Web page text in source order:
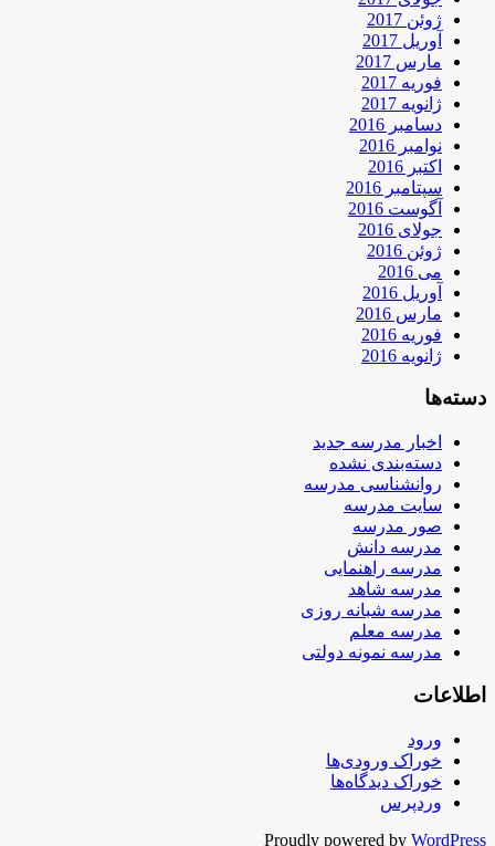
ژوئن 2017
آوریل 2017
مارس 2017
فوریه 2017
ژانویه 2017
دسامبر 2016
نوامبر 2016
اکتبر 2016
سپتامبر 2016
آگوست 2016
جولای 2016
ژوئن 2016
می 2016
آوریل 2016
مارس 2016
فوریه 2016
ژانویه 2016
دسته‌ها
اخبار مدرسه جدید
دسته‌بندی نشده
روانشناسی مدرسه
سایت مدرسه
صور مدرسه
مدرسه دانش
مدرسه راهنمایی
مدرسه شاهد
مدرسه شبانه روزی
مدرسه معلم
مدرسه نمونه دولتی
اطلاعات
ورود
خوراک ورودی‌ها
خوراک دیدگاه‌ها
وردپرس
Proudly powered by WordPress